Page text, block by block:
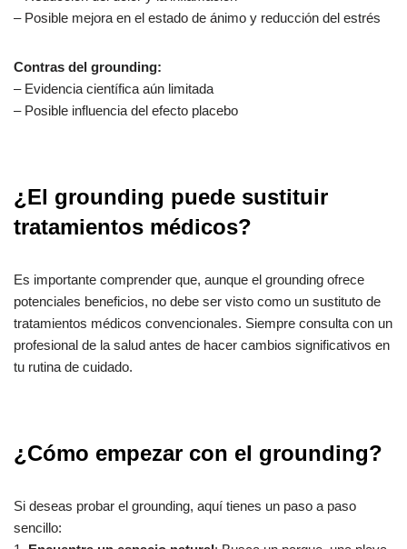
– Posible mejora en el estado de ánimo y reducción del estrés
Contras del grounding:
– Evidencia científica aún limitada
– Posible influencia del efecto placebo
¿El grounding puede sustituir
tratamientos médicos?
Es importante comprender que, aunque el grounding ofrece
potenciales beneficios, no debe ser visto como un sustituto de
tratamientos médicos convencionales. Siempre consulta con un
profesional de la salud antes de hacer cambios significativos en
tu rutina de cuidado.
¿Cómo empezar con el grounding?
Si deseas probar el grounding, aquí tienes un paso a paso
sencillo: